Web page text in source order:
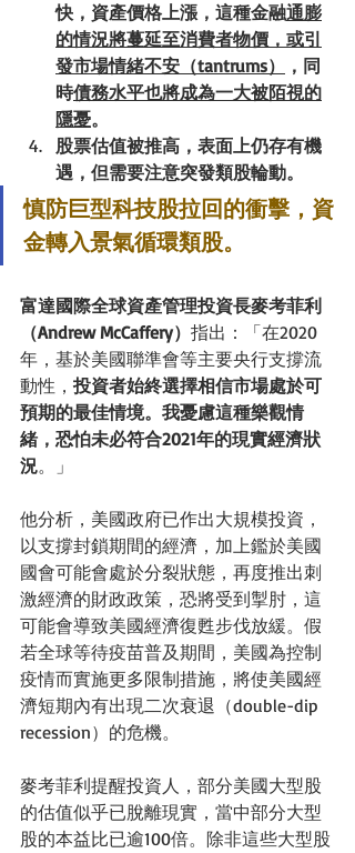
快，資產價格上漲，這種金融通膨
的情況將蔓延至消費者物價，或引
發市場情緒不安（tantrums）
，同
時債務水平也將成為一大被陌視的
隱憂。
股票估值被推高，表面上仍存有機
遇，但需要注意突發類股輪動。
慎防巨型科技股拉回的衝擊，資
金轉入景氣循環類股。
富達國際全球資產管理投資長麥考菲利
（Andrew McCaffery） 指出：「在2020
年，基於美國聯準會等主要央行支撐流
動性， 投資者始終選擇相信市場處於可
預期的最佳情境。我憂慮這種樂觀情
緒，恐怕未必符合2021年的現實經濟狀
況。」
他分析，美國政府已作出大規模投資，
以支撐封鎖期間的經濟，加上鑑於美國
國會可能會處於分裂狀態，再度推出刺
激經濟的財政政策，恐將受到掣肘，這
可能會導致美國經濟復甦步伐放緩。假
若全球等待疫苗普及期間，美國為控制
疫情而實施更多限制措施，將使美國經
濟短期內有出現二次衰退（double-dip
recession）的危機。
麥考菲利提醒投資人，部分美國大型股
的估值似乎已脫離現實，當中部分大型
股的本益比已逾100倍。除非這些大型股